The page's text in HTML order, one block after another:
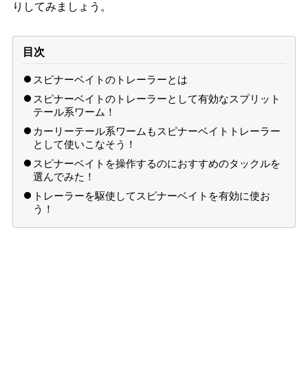
りしてみましょう。
目次
スピナーベイトのトレーラーとは
スピナーベイトのトレーラーとして有効なスプリット
テール系ワーム！
カーリーテール系ワームもスピナーベイトトレーラー
として使いこなそう！
スピナーベイトを操作するのにおすすめのタックルを
選んでみた！
トレーラーを駆使してスピナーベイトを有効に使お
う！